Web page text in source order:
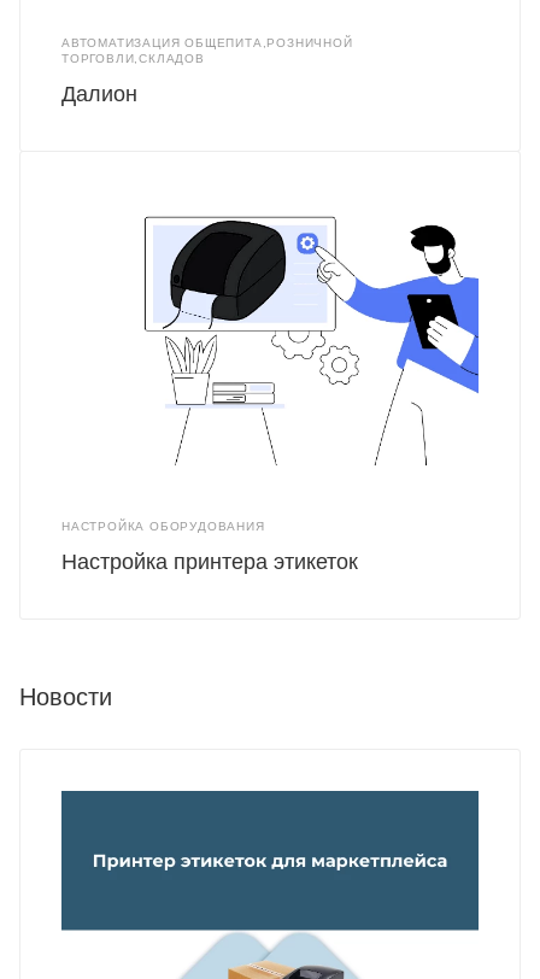
АВТОМАТИЗАЦИЯ ОБЩЕПИТА,РОЗНИЧНОЙ
ТОРГОВЛИ,СКЛАДОВ
Далион
НАСТРОЙКА ОБОРУДОВАНИЯ
Настройка принтера этикеток
Новости